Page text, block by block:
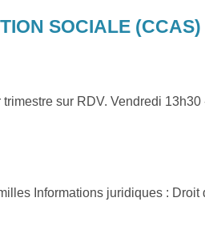
SOCIALE
sur RDV. Vendredi
Informations juridiques :